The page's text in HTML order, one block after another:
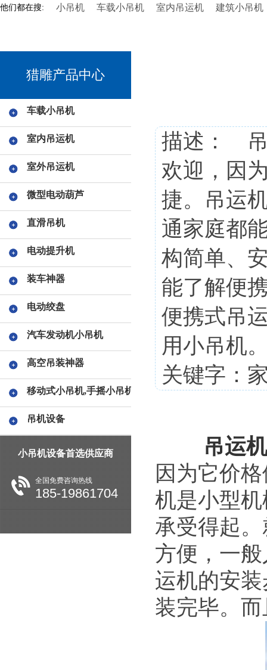
他们都在搜: 小吊机 车载小吊机 室内吊运机 建筑小吊机
猎雕产品中心
车载小吊机
室内吊运机
室外吊运机
微型电动葫芦
直滑吊机
电动提升机
装车神器
电动绞盘
汽车发动机小吊机
高空吊装神器
移动式小吊机,手摇小吊机
吊机设备
小吊机设备首选供应商
全国免费咨询热线
185-19861704
描述： 吊
欢迎，因
捷。吊运
通家庭都
构简单、
能了解便
便携式吊
用小吊机
关键字：
吊运
因为它价
机是小型
承受得起
方便，一
运机的安
装完毕。